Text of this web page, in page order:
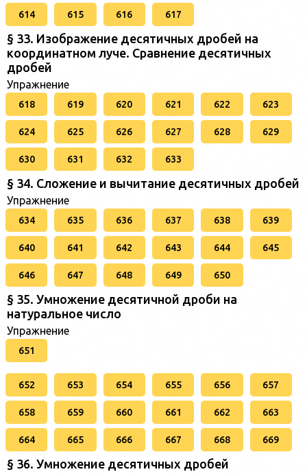
614 615 616 617
§ 33. Изображение десятичных дробей на
координатном луче. Сравнение десятичных
дробей
Упражнение
618 619 620 621 622 623
624 625 626 627 628 629
630 631 632 633
§ 34. Сложение и вычитание десятичных дробей
Упражнение
634 635 636 637 638 639
640 641 642 643 644 645
646 647 648 649 650
§ 35. Умножение десятичной дроби на
натуральное число
Упражнение
651
652 653 654 655 656 657
658 659 660 661 662 663
664 665 666 667 668 669
§ 36. Умножение десятичных дробей